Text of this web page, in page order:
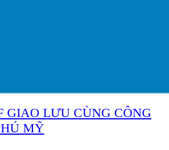
GIAO LƯU CÙNG CÔNG
MỸ